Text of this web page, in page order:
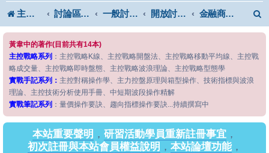
主控戰略中心 討論區首頁 一般討論區 開放討論區 金融商品討論
黃韋中的著作(目前共有14本)
主控戰略系列 ：主控戰略K線、主控戰略開盤法、主控戰略移動平均線、主控戰
略成交量、主控戰略即時盤態、主控戰略波浪理論、主控戰略型態學
實戰手記系列： 主控對稱操作學、主力控盤原理與箱型操作、技術指標與波浪
理論、主控技術分析使用手冊、中短期波段操作精解
實戰筆記系列 ：量價操作要訣、趨向指標操作要訣...持續撰寫中
本站重要聲明 ， 研習活動學員重新註冊事宜 ，
初次註冊與本站會員權益說明 ， 本站論壇功能，